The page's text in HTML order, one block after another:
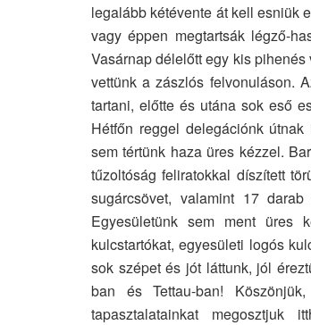
legalább kétévente át kell esniük
vagy éppen megtartsák légző-
Vasárnap délelőtt egy kis
vettünk a zászlós felvonuláson.
tartani, előtte és utána sok eső
Hétfőn reggel delegációnk
sem tértünk haza üres kézzel.
tűzoltóság feliratokkal díszített
sugárcsövet, valamint 17
Egyesületünk sem ment üres
kulcstartókat, egyesületi logós
sok szépet és jót láttunk, jól
ban és Tettau-ban!
tapasztalatainkat megosztjuk